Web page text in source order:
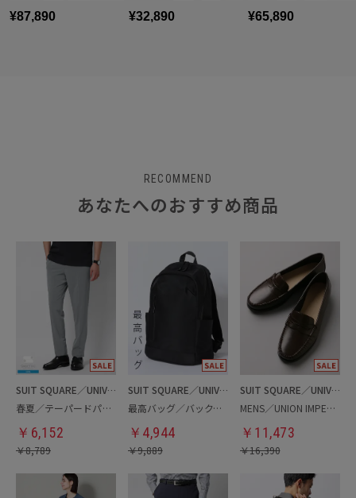
RECOMMEND
あなたへのおすすめ商品
SUIT SQUARE／UNIVERSAL LANGUAGE
春夏／テーパードパンツ
￥ 6,152
￥8,789
SUIT SQUARE／UNIVERSAL LANGUAGE
最高バッグ／バックパック
￥ 4,944
￥9,889
SUIT SQUARE／UNIVERSAL LANGUAGE
MENS／UNION IMPERIAL監修／コインローファー
￥ 11,473
￥16,390